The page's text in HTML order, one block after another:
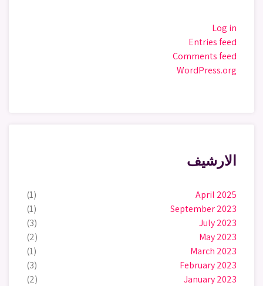
Log in
Entries feed
Comments feed
WordPress.org
الارشيف
April 2025
(1)
September 2023
(1)
July 2023
(3)
May 2023
(2)
March 2023
(1)
February 2023
(3)
January 2023
(2)